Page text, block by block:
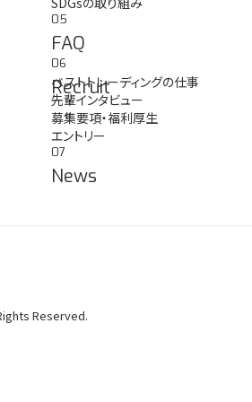
05
FAQ
06
Recruit
ベストトレーディングの仕事
先輩インタビュー
募集要項・福利厚生
エントリー
07
News
Reserved.